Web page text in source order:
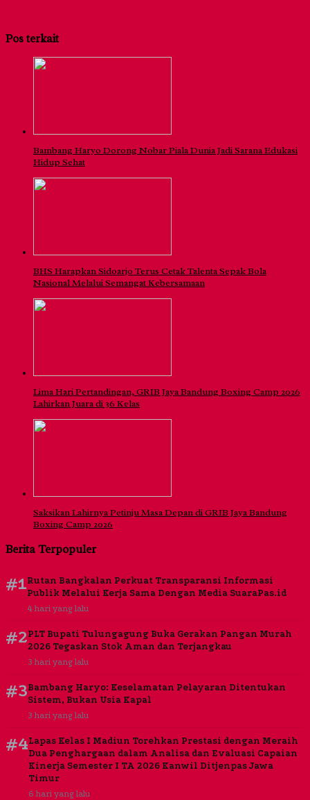
Pos terkait
Bambang Haryo Dorong Nobar Piala Dunia Jadi Sarana Edukasi
Hidup Sehat
BHS Harapkan Sidoarjo Terus Cetak Talenta Sepak Bola
Nasional Melalui Semangat Kebersamaan
Lima Hari Pertandingan, GRIB Jaya Bandung Boxing Camp 2026
Lahirkan Juara di 36 Kelas
Saksikan Lahirnya Petinju Masa Depan di GRIB Jaya Bandung
Boxing Camp 2026
Berita Terpopuler
#1Rutan Bangkalan Perkuat Transparansi Informasi
Publik Melalui Kerja Sama Dengan Media SuaraPas.id
4 hari yang lalu
#2PLT Bupati Tulungagung Buka Gerakan Pangan Murah
2026 Tegaskan Stok Aman dan Terjangkau
3 hari yang lalu
#3Bambang Haryo: Keselamatan Pelayaran Ditentukan
Sistem, Bukan Usia Kapal
3 hari yang lalu
#4Lapas Kelas I Madiun Torehkan Prestasi dengan Meraih
Dua Penghargaan dalam Analisa dan Evaluasi Capaian
Kinerja Semester I TA 2026 Kanwil Ditjenpas Jawa
Timur
6 hari yang lalu